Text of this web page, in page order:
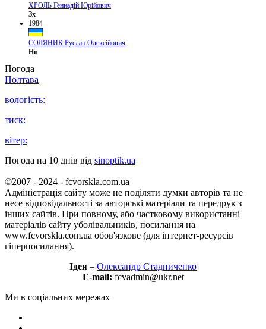
ХРОЛЬ Геннадій Юрійович
Зх
1984
СОЛЯНИК Руслан Олексійович
Нп
Погода
Полтава
вологість:
тиск:
вітер:
Погода на 10 днів від sinoptik.ua
©2007 - 2024 - fcvorskla.com.ua
Адміністрація сайту може не поділяти думки авторів та не
несе відповідальності за авторські матеріали та передрук з
інших сайтів. При повному, або частковому використанні
матеріалів сайту уболівальників, посилання на
www.fcvorskla.com.ua обов'язкове (для інтернет-ресурсів
гіперпосилання).
Ідея – Олександр Стадниченко
E-mail: fcvadmin@ukr.net
Ми в соціальних мережах